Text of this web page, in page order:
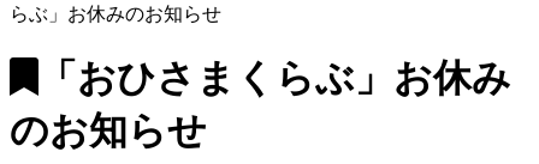
らぶ」お休みのお知らせ
「おひさまくらぶ」お休み
のお知らせ